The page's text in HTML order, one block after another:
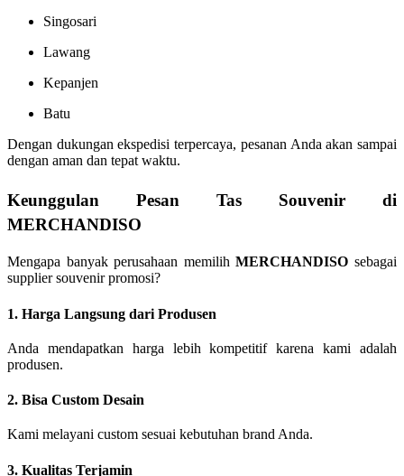
Singosari
Lawang
Kepanjen
Batu
Dengan dukungan ekspedisi terpercaya, pesanan Anda akan sampai
dengan aman dan tepat waktu.
Keunggulan Pesan Tas Souvenir di
MERCHANDISO
Mengapa banyak perusahaan memilihMERCHANDISO sebagai
supplier souvenir promosi?
1. Harga Langsung dari Produsen
Anda mendapatkan harga lebih kompetitif karena kami adalah
produsen.
2. Bisa Custom Desain
Kami melayani custom sesuai kebutuhan brand Anda.
3. Kualitas Terjamin